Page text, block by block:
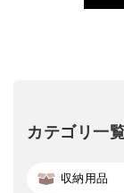
カテゴリ一
収納用品